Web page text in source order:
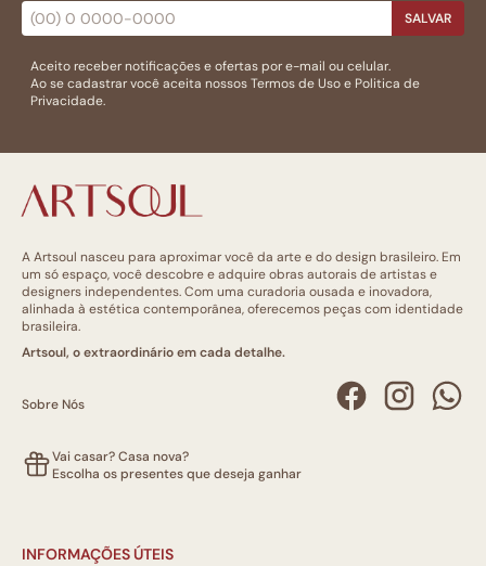
SALVAR
Aceito receber notificações e ofertas por e-mail ou celular.
Ao se cadastrar você aceita nossosTermos de Usoe Politica de
Privacidade.
A Artsoul nasceu para aproximar você da arte e do design brasileiro. Em
um só espaço, você descobre e adquire obras autorais de artistas e
designers independentes. Com uma curadoria ousada e inovadora,
alinhada à estética contemporânea, oferecemos peças com identidade
brasileira.
Artsoul, o extraordinário em cada detalhe.
Sobre Nós
Vai casar? Casa nova?
Escolha os presentes que deseja ganhar
INFORMAÇÕES ÚTEIS